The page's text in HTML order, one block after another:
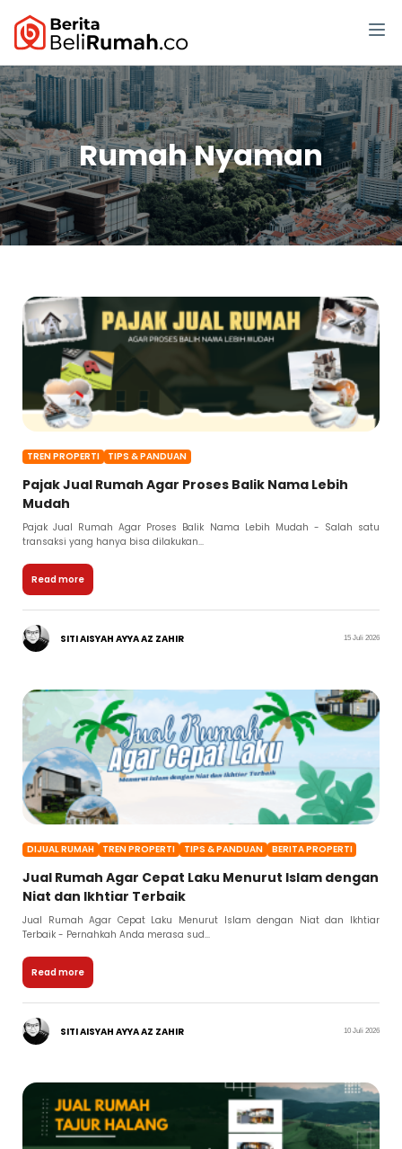
Rumah Nyaman
TREN PROPERTI TIPS & PANDUAN
Pajak Jual Rumah Agar Proses Balik Nama Lebih
Mudah
Pajak Jual Rumah Agar Proses Balik Nama Lebih Mudah - Salah satu
transaksi yang hanya bisa dilakukan...
Read more
SITI AISYAH AYYA AZ ZAHIR 15 Juli 2026
DIJUAL RUMAH TREN PROPERTI TIPS & PANDUAN BERITA PROPERTI
Jual Rumah Agar Cepat Laku Menurut Islam dengan
Niat dan Ikhtiar Terbaik
Jual Rumah Agar Cepat Laku Menurut Islam dengan Niat dan Ikhtiar
Terbaik - Pernahkah Anda merasa sud...
Read more
SITI AISYAH AYYA AZ ZAHIR 10 Juli 2026